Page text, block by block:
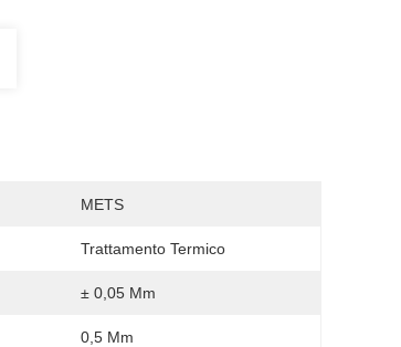
METS
Trattamento Termico
± 0,05 Mm
0,5 Mm